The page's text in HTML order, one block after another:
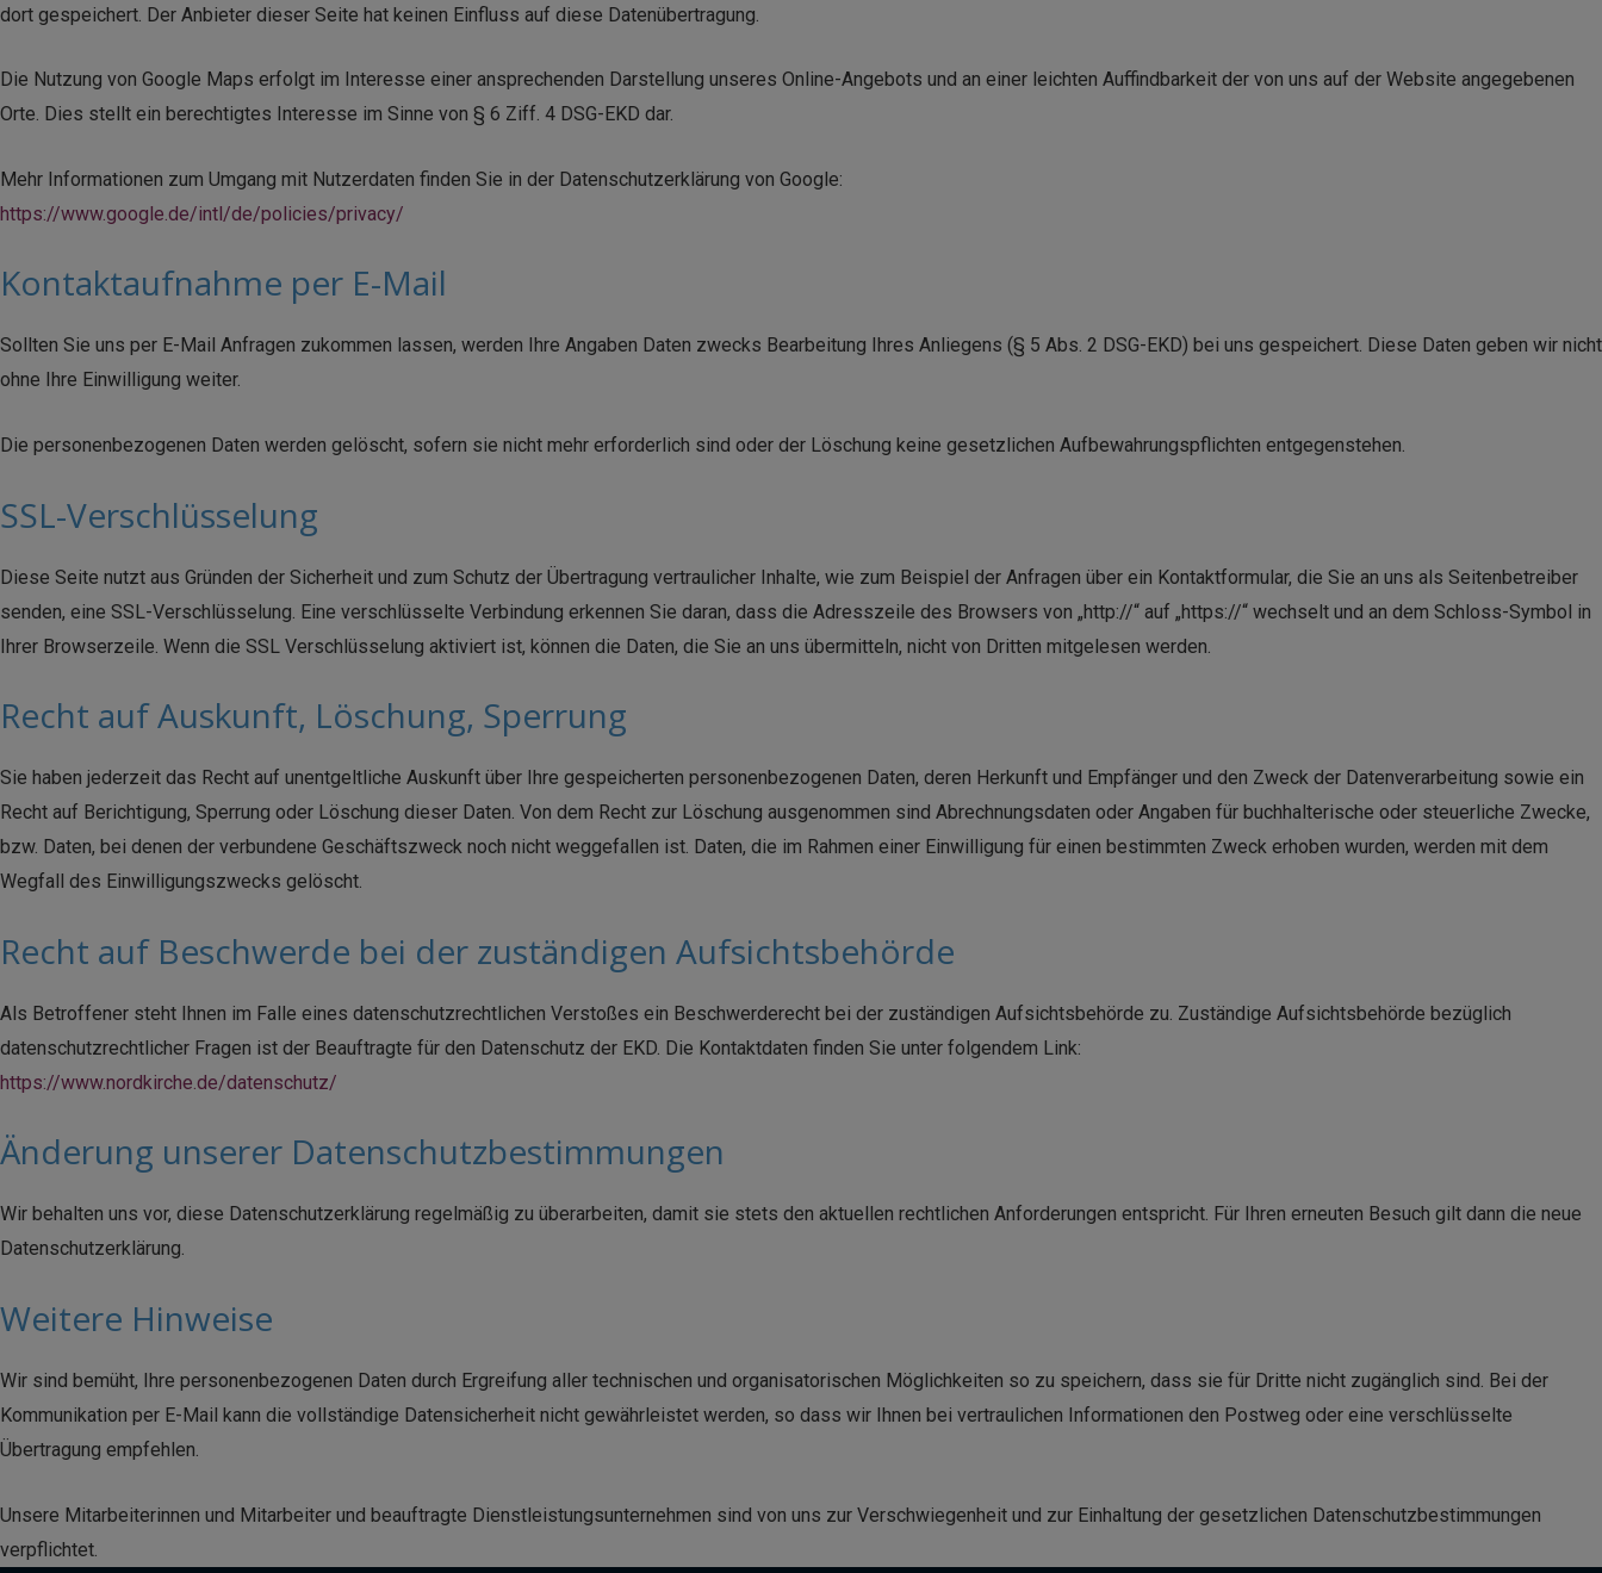
dort gespeichert. Der Anbieter dieser Seite hat keinen Einfluss auf diese Datenübertragung.
Die Nutzung von Google Maps erfolgt im Interesse einer ansprechenden Darstellung unseres Online-Angebots und an einer leichten Auffindbarkeit der von uns auf der Website angegebenen
Orte. Dies stellt ein berechtigtes Interesse im Sinne von § 6 Ziff. 4 DSG-EKD dar.
Mehr Informationen zum Umgang mit Nutzerdaten finden Sie in der Datenschutzerklärung von Google:
https://www.google.de/intl/de/policies/privacy/
Kontaktaufnahme per E-Mail
Sollten Sie uns per E-Mail Anfragen zukommen lassen, werden Ihre Angaben Daten zwecks Bearbeitung Ihres Anliegens (§ 5 Abs. 2 DSG-EKD) bei uns gespeichert. Diese Daten geben wir nicht
ohne Ihre Einwilligung weiter.
Die personenbezogenen Daten werden gelöscht, sofern sie nicht mehr erforderlich sind oder der Löschung keine gesetzlichen Aufbewahrungspflichten entgegenstehen.
SSL-Verschlüsselung
Diese Seite nutzt aus Gründen der Sicherheit und zum Schutz der Übertragung vertraulicher Inhalte, wie zum Beispiel der Anfragen über ein Kontaktformular, die Sie an uns als Seitenbetreiber
senden, eine SSL-Verschlüsselung. Eine verschlüsselte Verbindung erkennen Sie daran, dass die Adresszeile des Browsers von „http://“ auf „https://“ wechselt und an dem Schloss-Symbol in
Ihrer Browserzeile. Wenn die SSL Verschlüsselung aktiviert ist, können die Daten, die Sie an uns übermitteln, nicht von Dritten mitgelesen werden.
Recht auf Auskunft, Löschung, Sperrung
Sie haben jederzeit das Recht auf unentgeltliche Auskunft über Ihre gespeicherten personenbezogenen Daten, deren Herkunft und Empfänger und den Zweck der Datenverarbeitung sowie ein
Recht auf Berichtigung, Sperrung oder Löschung dieser Daten. Von dem Recht zur Löschung ausgenommen sind Abrechnungsdaten oder Angaben für buchhalterische oder steuerliche Zwecke,
bzw. Daten, bei denen der verbundene Geschäftszweck noch nicht weggefallen ist. Daten, die im Rahmen einer Einwilligung für einen bestimmten Zweck erhoben wurden, werden mit dem
Wegfall des Einwilligungszwecks gelöscht.
Recht auf Beschwerde bei der zuständigen Aufsichtsbehörde
Als Betroffener steht Ihnen im Falle eines datenschutzrechtlichen Verstoßes ein Beschwerderecht bei der zuständigen Aufsichtsbehörde zu. Zuständige Aufsichtsbehörde bezüglich
datenschutzrechtlicher Fragen ist der Beauftragte für den Datenschutz der EKD. Die Kontaktdaten finden Sie unter folgendem Link:
https://www.nordkirche.de/datenschutz/
Änderung unserer Datenschutzbestimmungen
Wir behalten uns vor, diese Datenschutzerklärung regelmäßig zu überarbeiten, damit sie stets den aktuellen rechtlichen Anforderungen entspricht. Für Ihren erneuten Besuch gilt dann die neue
Datenschutzerklärung.
Weitere Hinweise
Wir sind bemüht, Ihre personenbezogenen Daten durch Ergreifung aller technischen und organisatorischen Möglichkeiten so zu speichern, dass sie für Dritte nicht zugänglich sind. Bei der
Kommunikation per E-Mail kann die vollständige Datensicherheit nicht gewährleistet werden, so dass wir Ihnen bei vertraulichen Informationen den Postweg oder eine verschlüsselte
Übertragung empfehlen.
Unsere Mitarbeiterinnen und Mitarbeiter und beauftragte Dienstleistungsunternehmen sind von uns zur Verschwiegenheit und zur Einhaltung der gesetzlichen Datenschutzbestimmungen
verpflichtet.